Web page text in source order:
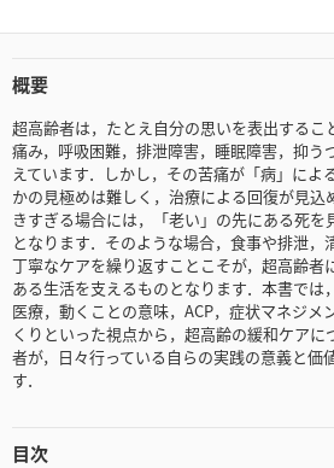
概要
超高齢者は，たとえ自分の思いを表出するこ
痛み，呼吸困難，排泄障害，睡眠障害，抑う
えています．しかし，その苦痛が「病」によ
かの見極めは難しく，治療による回復が見
きすぎる場合には，「老い」の先にある死
となります．そのような場合，食事や排泄，
丁寧なケアを繰り返すことこそが，超高齢者
ある生活を支えるものとなります．本書では
医療，動くことの意味，ACP，症状マネジメ
くりといった視点から，超高齢の緩和ケア
者が，日々行っている自らの実践の意義と価
す．
目次